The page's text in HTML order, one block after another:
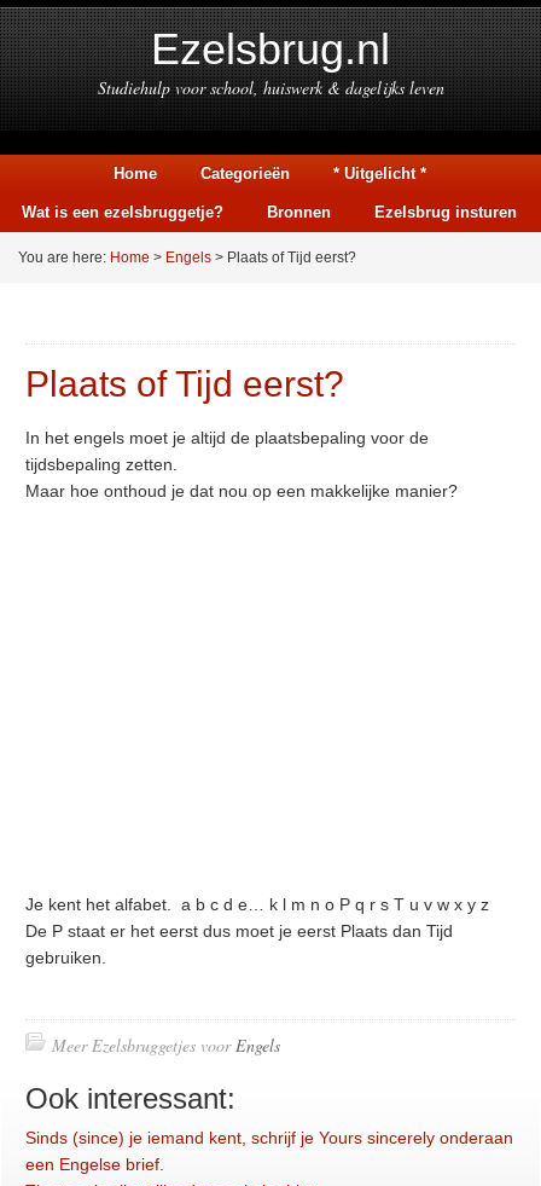
Ezelsbrug.nl
Studiehulp voor school, huiswerk & dagelijks leven
Home Categorieën * Uitgelicht *
Wat is een ezelsbruggetje? Bronnen Ezelsbrug insturen
You are here: Home > Engels > Plaats of Tijd eerst?
Plaats of Tijd eerst?
In het engels moet je altijd de plaatsbepaling voor de
tijdsbepaling zetten.
Maar hoe onthoud je dat nou op een makkelijke manier?
Je kent het alfabet. a b c d e… k l m n o P q r s T u v w x y z
De P staat er het eerst dus moet je eerst Plaats dan Tijd
gebruiken.
Meer Ezelsbruggetjes voorEngels
Ook interessant:
Sinds (since) je iemand kent, schrijf je Yours sincerely onderaan
een Engelse brief.